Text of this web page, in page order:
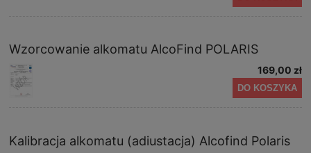
Wzorcowanie alkomatu AlcoFind POLARIS
169,00 zł
DO KOSZYKA
Kalibracja alkomatu (adiustacja) Alcofind Polaris